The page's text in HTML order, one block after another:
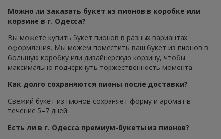
Можно ли заказать букет из пионов в коробке или
корзине в г. Одесса?
Вы можете купить букет пионов в разных вариантах
оформления. Мы можем поместить ваш букет из пионов в
большую коробку или дизайнерскую корзину, чтобы
максимально подчеркнуть торжественность момента.
Как долго сохраняются пионы после доставки?
Свежий букет из пионов сохраняет форму и аромат в
течение 5–7 дней.
Есть ли в г. Одесса премиум-букеты из пионов?